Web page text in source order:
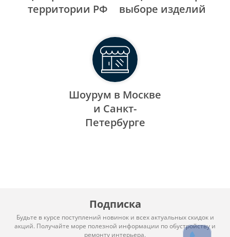
территории РФ
выборе изделий
Шоурум в Москве
и Санкт-
Петербурге
Подписка
Будьте в курсе поступлений новинок и всех актуальных скидок и
акций. Получайте море полезной информации по обустройству и
ремонту интерьера.